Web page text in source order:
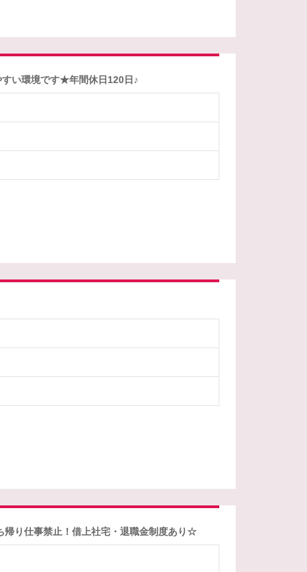
い環境です★年間休日120日♪
帰り仕事禁止！借上社宅・退職金制度あり☆